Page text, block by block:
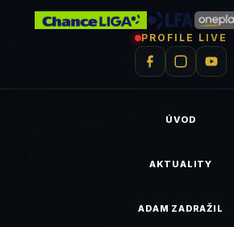
PROFILE LIVE
ÚVOD
AKTUALITY
ADAM ZADRAŽIL